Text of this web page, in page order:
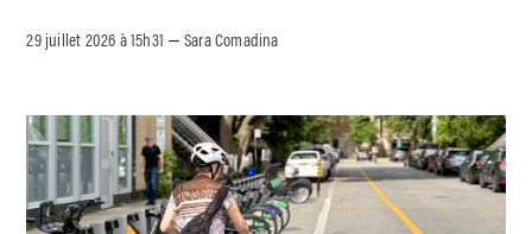
29 juillet 2026 à 15h31 –Sara Comadina